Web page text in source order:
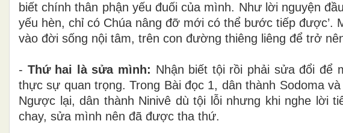
biết chính thân phận yếu đuối của mình. Như lời nguyện
yếu hèn, chỉ có Chúa nâng đỡ mới có thể bước tiếp được’.
vào đời sống nội tâm, trên con đường thiêng liêng để trở
- Thứ hai là sửa mình: Nhận biết tội rồi phải sửa đổi để
thực sự quan trọng. Trong Bài đọc 1, dân thành Sodoma
Ngược lại, dân thành Ninivê dù tội lỗi nhưng khi nghe lời
chay, sửa mình nên đã được tha thứ.